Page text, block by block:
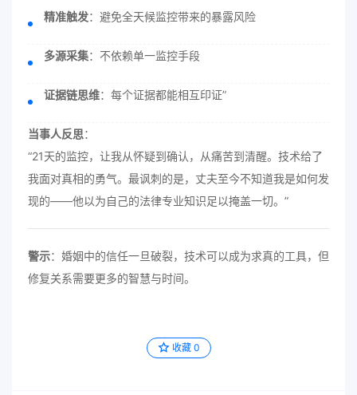
精准触发：避免全天候监控带来的暴露风险
多源采集：不依赖单一监控手段
证据链思维：每个证据都能相互印证”
当事人反思：
“21天的监控，让我从怀疑到确认，从痛苦到清醒。技术给了
我面对真相的勇气。最讽刺的是，丈夫至今不知道我是如何发
现的——他以为自己的法律专业知识足以掩盖一切。”
警示：婚姻中的信任一旦破裂，技术可以成为求真的工具，但
修复关系需要更多的智慧与时间。
收藏 0